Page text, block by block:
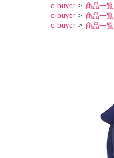
e-buyer
商品一覧
e-buyer
商品一覧
e-buyer
商品一覧